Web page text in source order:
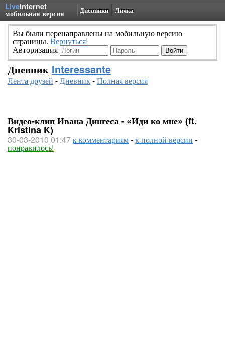
LiveInternet
мобильная версия Дневники Личка
Вы были перенаправлены на мобильную версию
страницы. Вернуться!
Авторизация
Дневник Interessante
Лента друзей -Дневник-Полная версия
Видео-клип Ивана Дингеса - «Иди ко мне» (ft.
Kristina K)
30-03-2010 01:47к комментариям-к полной версии -
понравилось!